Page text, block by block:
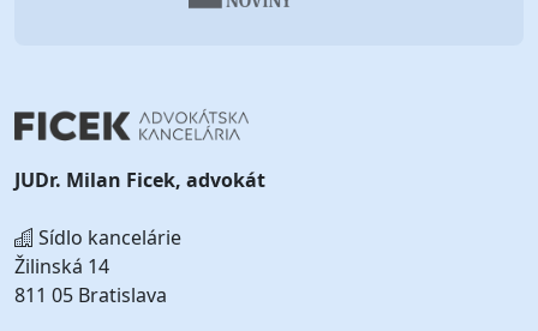
JUDr. Milan Ficek, advokát
Sídlo kancelárie
Žilinská 14
811 05 Bratislava